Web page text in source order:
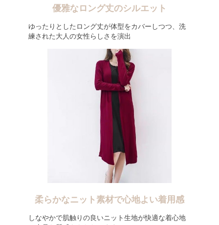
優雅なロング丈のシルエット
ゆったりとしたロング丈が体型をカバーしつつ、洗
練された大人の女性らしさを演出
柔らかなニット素材で心地よい着用感
しなやかで肌触りの良いニット生地が快適な着心地